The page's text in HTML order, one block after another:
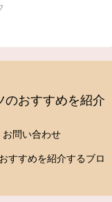
のおすすめを紹介
お問い合わせ
すすめを紹介するブロ